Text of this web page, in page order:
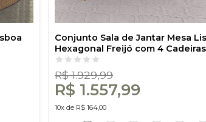
Claro
Conjunto Sala de Jantar Mesa
Hexagonal Freijó com 4
Sintética 100% Mdf Freijó/Bege
J20
R$ 1.929,99
R$ 1.557,99
10x de R$ 164,00